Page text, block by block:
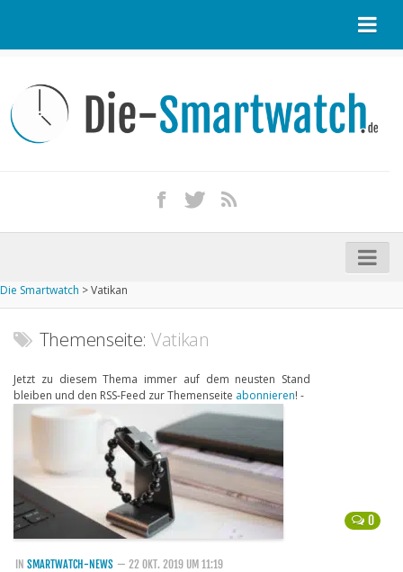
Kontakt / Tipp geben
Impressum
iPhone kaufen
Startseite
Aktuelle Smartwatches im Test
Marken und Modelle
Smartphonetarife
Datentarife
o2
Die Smartwatch >Vatikan
Themenseite: Vatikan
Jetzt zu diesem Thema immer auf dem neusten Stand
bleiben und den RSS-Feed zur Themenseite abonnieren! -
0
IN SMARTWATCH-NEWS — 22 OKT. 2019 UM 11:19